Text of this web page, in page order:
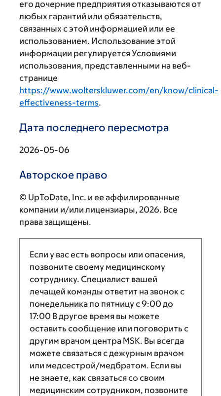
его дочерние предприятия отказываются от
любых гарантий или обязательств,
связанных с этой информацией или ее
использованием. Использование этой
информации регулируется Условиями
использования, представленными на веб-
странице
https://www.wolterskluwer.com/en/know/clinical-
effectiveness-terms.
Дата последнего пересмотра
2026-05-06
Авторское право
© UpToDate, Inc. и ее аффилированные
компании и/или лицензиары, 2026. Все
права защищены.
Если у вас есть вопросы или опасения,
позвоните своему медицинскому
сотруднику. Специалист вашей
лечащей команды ответит на звонок с
понедельника по пятницу с9:00 до
17:00 В другое время вы можете
оставить сообщение или поговорить с
другим врачом центра MSK. Вы всегда
можете связаться с дежурным врачом
или медсестрой/медбратом. Если вы
не знаете, как связаться со своим
медицинским сотрудником, позвоните